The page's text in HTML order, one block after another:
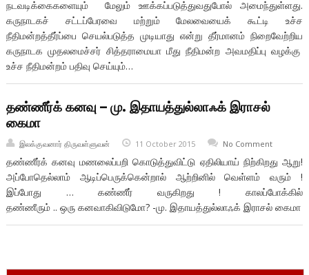
நடவடிக்கைகளையும் மேலும் ஊக்கப்படுத்துவதுபோல் அமைந்துள்ளது.
கருநாடகச் சட்டப்பேரவை மற்றும் மேலவையைக் கூட்டி உச்ச
நீதிமன்றத்தீர்ப்பை செயல்படுத்த முடியாது என்று தீர்மானம் நிறைவேற்றிய
கருநாடக முதலமைச்சர் சித்தராமையா மீது நீதிமன்ற அவமதிப்பு வழக்கு
உச்ச நீதிமன்றம் பதிவு செய்யும்…
தண்ணீர்க் கனவு – மு. இதாயத்துல்லாஃக் இராசல்
கைமா
இலக்குவனார் திருவள்ளுவன் 11 October 2015 No Comment
தண்ணீர்க் கனவு மணலைப்பறி கொடுத்துவிட்டு ஏதிலியாய் நிற்கிறது ஆறு!
அப்போதெல்லாம் ஆடிப்பெருக்கென்றால் ஆற்றினில் வெள்ளம் வரும் !
இப்போது … கண்ணீர் வருகிறது ! காலப்போக்கில்
தண்ணீரும் .. ஒரு கனவாகிவிடுமோ? -மு. இதாயத்துல்லாஃக் இராசல் கைமா